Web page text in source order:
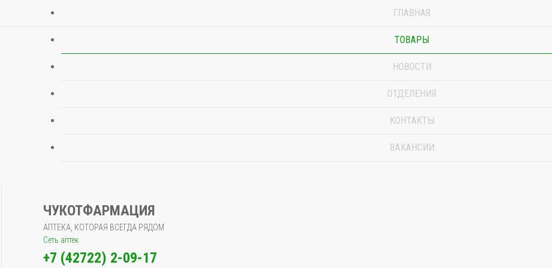
ГЛАВНАЯ
ТОВАРЫ
НОВОСТИ
ОТДЕЛЕНИЯ
КОНТАКТЫ
ВАКАНСИИ
ЧУКОТФАРМАЦИЯ
АПТЕКА, КОТОРАЯ ВСЕГДА РЯДОМ
Сеть аптек
+7 (42722) 2-09-17